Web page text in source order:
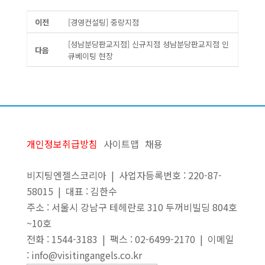
이전 [경영컨설팅] 중랑지점
다음
[성남분당판교지점] 신규지점 성남분당판교지점 인
큐베이팅 현장
개인정보취급방침 사이트맵 채용
비지팅엔젤스코리아 | 사업자등록번호 : 220-87-
58015 | 대표 : 김한수
주소 : 서울시 강남구 테헤란로 310 두꺼비빌딩 804호
~10호
전화 : 1544-3183 | 팩스 : 02-6499-2170 | 이메일
: info@visitingangels.co.kr